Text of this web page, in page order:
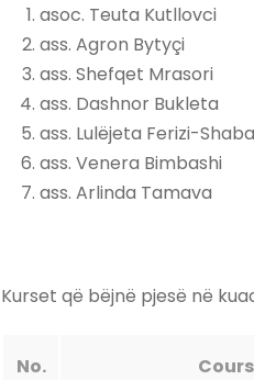
asoc. Teuta Kutllovci
ass. Agron Bytyçi
ass. Shefqet Mrasori
ass. Dashnor Bukleta
ass. Lulëjeta Ferizi-
ass. Venera Bimbashi
ass. Arlinda Tamava
Kurset që bëjnë pjesë në
No.